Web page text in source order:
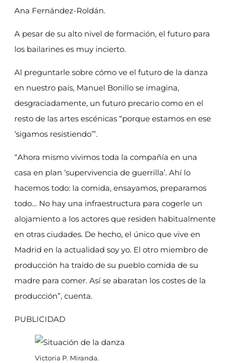
Ana Fernández-Roldán.
A pesar de su alto nivel de formación, el futuro para
los bailarines es muy incierto.
Al preguntarle sobre cómo ve el futuro de la danza
en nuestro país, Manuel Bonillo se imagina,
desgraciadamente, un futuro precario como en el
resto de las artes escénicas “porque estamos en ese
‘sigamos resistiendo’”.
“Ahora mismo vivimos toda la compañía en una
casa en plan ‘supervivencia de guerrilla’. Ahí lo
hacemos todo: la comida, ensayamos, preparamos
todo… No hay una infraestructura para cogerle un
alojamiento a los actores que residen habitualmente
en otras ciudades. De hecho, el único que vive en
Madrid en la actualidad soy yo. El otro miembro de
producción ha traído de su pueblo comida de su
madre para comer. Así se abaratan los costes de la
producción”, cuenta.
PUBLICIDAD
Victoria P. Miranda.